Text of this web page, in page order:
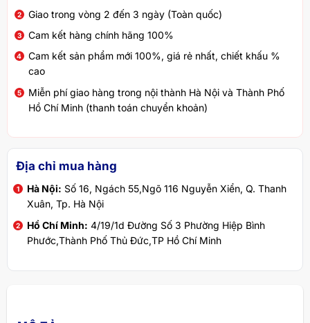
Giao trong vòng 2 đến 3 ngày (Toàn quốc)
Cam kết hàng chính hãng 100%
Cam kết sản phẩm mới 100%, giá rẻ nhất, chiết khấu %
cao
Miễn phí giao hàng trong nội thành Hà Nội và Thành Phố
Hồ Chí Minh (thanh toán chuyển khoản)
Địa chỉ mua hàng
Hà Nội: Số 16, Ngách 55,Ngõ 116 Nguyễn Xiển, Q. Thanh
Xuân, Tp. Hà Nội
Hồ Chí Minh: 4/19/1d Đường Số 3 Phường Hiệp Bình
Phước,Thành Phố Thủ Đức,TP Hồ Chí Minh